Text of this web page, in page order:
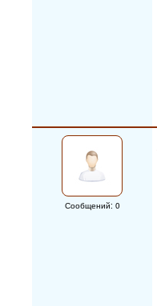
Сообщений: 0